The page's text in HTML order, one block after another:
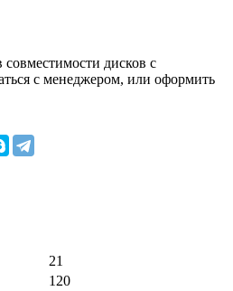
дисков с
с менеджером, или оформить
21
120